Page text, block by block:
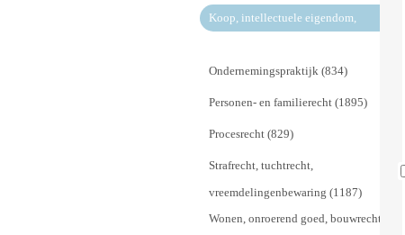
Koop, intellectuele eigendom,
Ondernemingspraktijk (834)
Personen- en familierecht (1895)
Procesrecht (829)
Strafrecht, tuchtrecht,
vreemdelingenbewaring (1187)
Wonen, onroerend goed, bouwrecht (971)